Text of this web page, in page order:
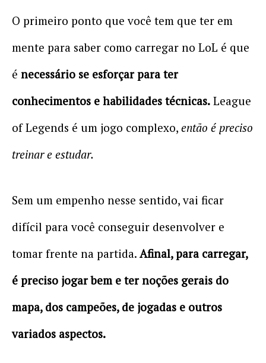
O primeiro ponto que você tem que ter em
mente para saber como carregar no LoL é que
é necessário se esforçar para ter
conhecimentos e habilidades técnicas. League
of Legends é um jogo complexo, então é preciso
treinar e estudar.
Sem um empenho nesse sentido, vai ficar
difícil para você conseguir desenvolver e
tomar frente na partida. Afinal, para carregar,
é preciso jogar bem e ter noções gerais do
mapa, dos campeões, de jogadas e outros
variados aspectos.